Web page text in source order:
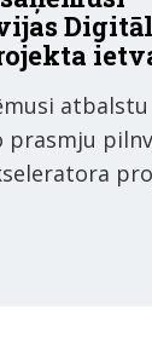
atbalstu